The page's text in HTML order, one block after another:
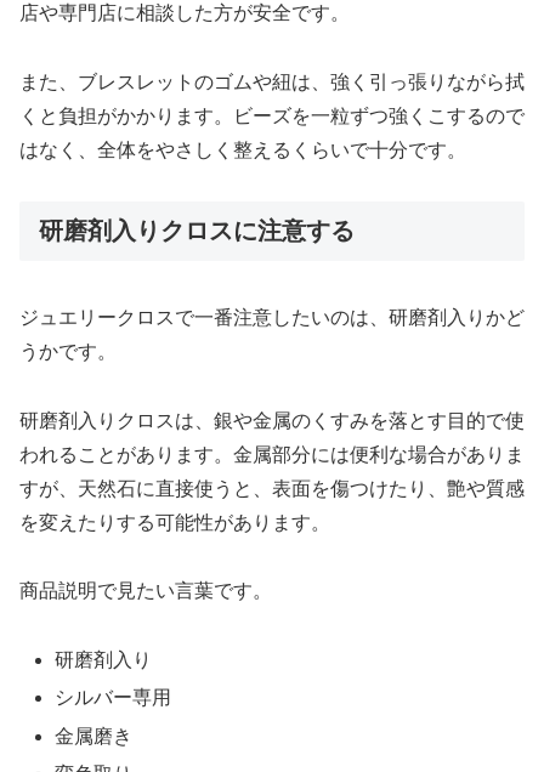
店や専門店に相談した方が安全です。
また、ブレスレットのゴムや紐は、強く引っ張りながら拭
くと負担がかかります。ビーズを一粒ずつ強くこするので
はなく、全体をやさしく整えるくらいで十分です。
研磨剤入りクロスに注意する
ジュエリークロスで一番注意したいのは、研磨剤入りかど
うかです。
研磨剤入りクロスは、銀や金属のくすみを落とす目的で使
われることがあります。金属部分には便利な場合がありま
すが、天然石に直接使うと、表面を傷つけたり、艶や質感
を変えたりする可能性があります。
商品説明で見たい言葉です。
研磨剤入り
シルバー専用
金属磨き